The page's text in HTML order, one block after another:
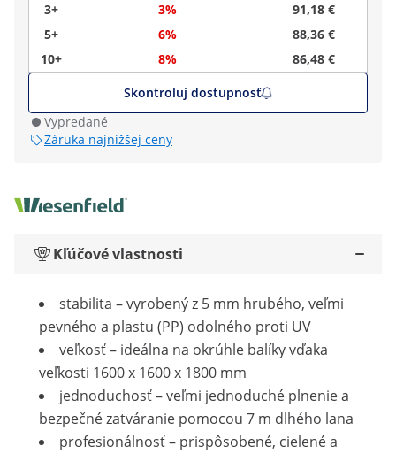
3+
3%
91,18 €
5+
6%
88,36 €
10+
8%
86,48 €
Skontroluj dostupnosť
Vypredané
Záruka najnižšej ceny
Kľúčové vlastnosti
stabilita – vyrobený z 5 mm hrubého, veľmi
pevného a plastu (PP) odolného proti UV
veľkosť – ideálna na okrúhle balíky vďaka
veľkosti 1600 x 1600 x 1800 mm
jednoduchosť – veľmi jednoduché plnenie a
bezpečné zatváranie pomocou 7 m dlhého lana
profesionálnosť – prispôsobené, cielené a